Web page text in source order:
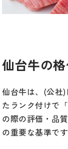
仙台牛の
仙台牛は、(公社
たランク付けで
の際の評価・品
の重要な基準です